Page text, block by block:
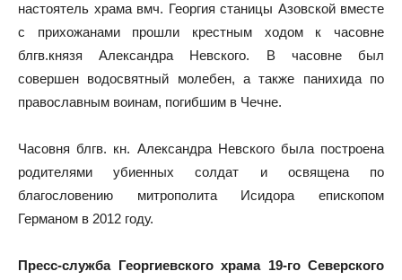
настоятель храма вмч. Георгия станицы Азовской вместе
с прихожанами прошли крестным ходом к часовне
блгв.князя Александра Невского. В часовне был
совершен водосвятный молебен, а также панихида по
православным воинам, погибшим в Чечне.
Часовня блгв. кн. Александра Невского была построена
родителями убиенных солдат и освящена по
благословению митрополита Исидора епископом
Германом в 2012 году.
Пресс-служба Георгиевского храма 19-го Северского